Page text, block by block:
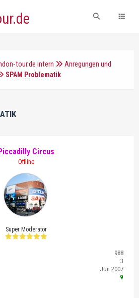
tour.de intern
Anregungen und
SPAM Problematik
Circus
Offline
Super Moderator
988
3
Jun 2007
9